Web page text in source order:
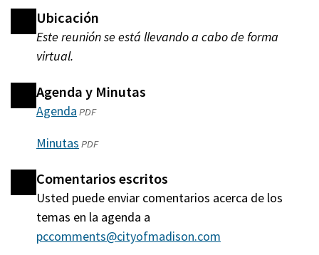
Ubicación
Este reunión se está llevando a cabo de forma
virtual.
Agenda y Minutas
Agenda(abre
una
ventana)
PDF
Minutas(abre
una
nueva
ventana)
PDF
Comentarios escritos
Usted puede enviar comentarios acerca de los
temas en la agenda a
pccomments@cityofmadison.com